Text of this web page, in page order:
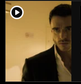
player2